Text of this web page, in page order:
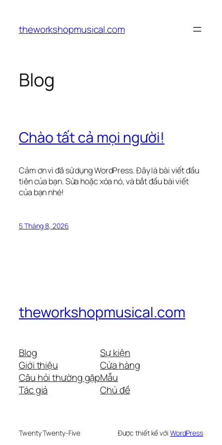
phầntheworkshopmusical.com
Blog
Chào tất cả mọi người!
Cảm ơn vì đã sử dụng WordPress. Đây là bài viết đầu
tiên của bạn. Sửa hoặc xóa nó, và bắt đầu bài viết
của bạn nhé!
5 Tháng 8, 2026
theworkshopmusical.com
Blog
Giới thiệu
Câu hỏi thường gặp
Tác giả
Sự kiện
Cửa hàng
Mẫu
Chủ đề
Twenty Twenty-Five Được thiết kế với WordPress